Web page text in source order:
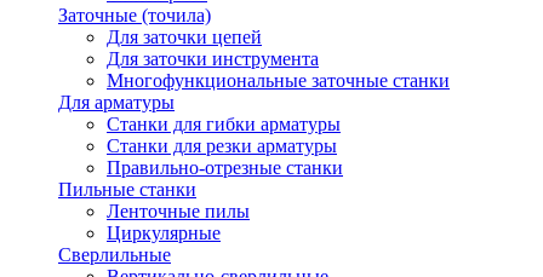
Заточные (точила)
Для заточки цепей
Для заточки инструмента
Многофункциональные заточные станки
Для арматуры
Станки для гибки арматуры
Станки для резки арматуры
Правильно-отрезные станки
Пильные станки
Ленточные пилы
Циркулярные
Сверлильные